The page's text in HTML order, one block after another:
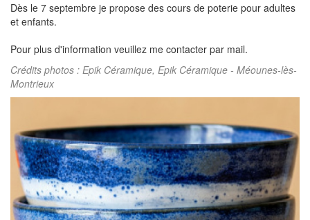
Dès le 7 septembre je propose des cours de poterie pour adultes
et enfants.
Pour plus d'information veuillez me contacter par mail.
Crédits photos : Epik Céramique, Epik Céramique - Méounes-lès-
Montrieux